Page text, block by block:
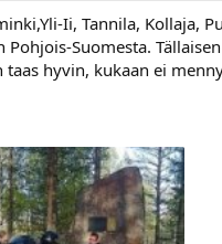
Ii, Tannila, Kollaja,
Suomesta.
hyvin, kukaan ei